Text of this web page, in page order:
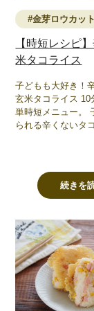
#金芽ロウカッ
【時短レシピ
米タコライス
子どもも大好き！
玄米タコライス 10
単時短メニュー。
られる辛くないタ
続きを